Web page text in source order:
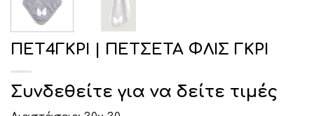
ΠΕΤ4ΓΚΡΙ | ΠΕΤΣΕΤΑ ΦΛΙΣ ΓΚΡΙ
Συνδεθείτε για να δείτε τιμές